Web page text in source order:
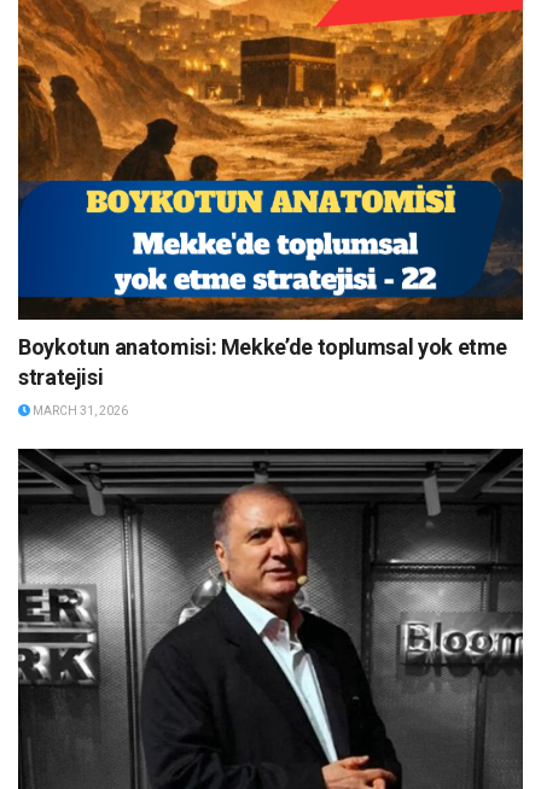
Boykotun anatomisi: Mekke’de toplumsal yok etme
stratejisi
MARCH 31, 2026